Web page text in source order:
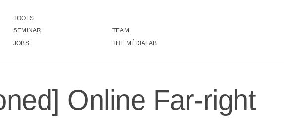
TOOLS
SEMINAR
JOBS
TEAM
THE MÉDIALAB
Online Far-right
Online Far-right